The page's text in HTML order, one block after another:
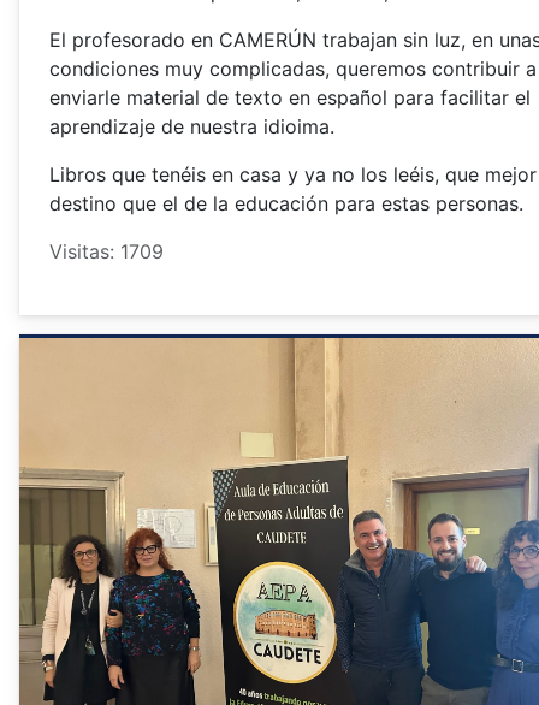
El profesorado en CAMERÚN trabajan sin luz, en
condiciones muy complicadas, queremos contribuir a
enviarle material de texto en español para facilitar el
aprendizaje de nuestra idioima.
Libros que tenéis en casa y ya no los leéis, que mejor
destino que el de la educación para estas personas.
Visitas: 1709